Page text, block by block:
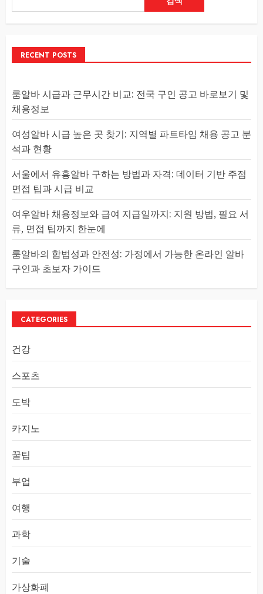
RECENT POSTS
룸알바 시급과 근무시간 비교: 전국 구인 공고 바로보기 및
채용정보
여성알바 시급 높은 곳 찾기: 지역별 파트타임 채용 공고 분
석과 현황
서울에서 유흥알바 구하는 방법과 자격: 데이터 기반 주점
면접 팁과 시급 비교
여우알바 채용정보와 급여 지급일까지: 지원 방법, 필요 서
류, 면접 팁까지 한눈에
룸알바의 합법성과 안전성: 가정에서 가능한 온라인 알바
구인과 초보자 가이드
CATEGORIES
건강
스포츠
도박
카지노
꿀팁
부업
여행
과학
기술
가상화폐